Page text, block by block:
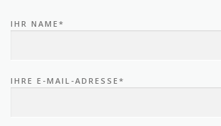
IHR NAME*
IHRE E-MAIL-ADRESSE*